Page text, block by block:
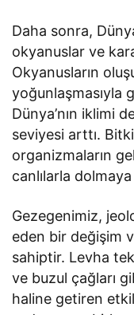
Daha sonra,
okyanuslar ve
Okyanusların
yoğunlaşmasıyla
Dünya’nın iklimi
seviyesi arttı.
organizmaların
canlılarla dolmaya
Gezegenimiz,
eden bir değişim
sahiptir. Levha
ve buzul çağları
haline getiren